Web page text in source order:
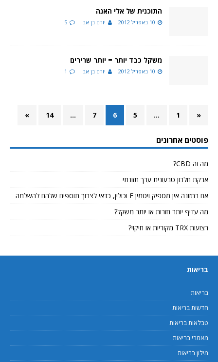
התוכנית של אלי האנה
10 באפריל 2012 יורם בן אבו 5
משקל כבד יותר = יותר שרירים
10 באפריל 2012 יורם בן אבו 1
«
1
…
5
6
7
…
14
»
פוסטים אחרונים
מה זה CBD?
אבקת חלבון טבעונית ערך תזונתי
אם בתזונה אין מספיק ויטמין E וכולין, כדאי לצרוך תוספים שלהם להשלמה
מה עדיף יותר חזרות או יותר משקל?
רצועות TRX מקוריות או חיקוי?
בריאות
בריאות
חדשות בריאות
טבלאות בריאות
מאמרי בריאות
מילון בריאות